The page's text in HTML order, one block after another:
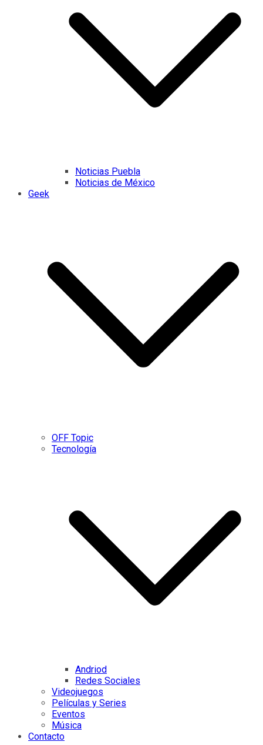
Noticias Puebla
Noticias de México
Geek
OFF Topic
Tecnología
Andriod
Redes Sociales
Videojuegos
Películas y Series
Eventos
Música
Contacto